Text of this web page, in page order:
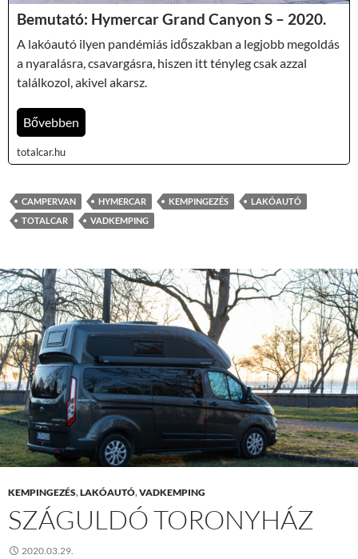
Bemutató: Hymercar Grand Canyon S – 2020.
A lakóautó ilyen pandémiás időszakban a legjobb megoldás
a nyaralásra, csavargásra, hiszen itt tényleg csak azzal
találkozol, akivel akarsz.
Bővebben
totalcar.hu
CAMPERVAN HYMERCAR KEMPINGEZÉS
LAKÓAUTÓ
TOTALCAR
VADKEMPING
KEMPINGEZÉS,LAKÓAUTÓ,VADKEMPING
SZÁGULDÓ TORONYHÁZ
2020.03.29.